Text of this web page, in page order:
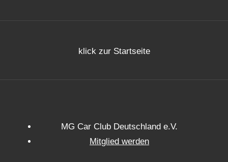
klick zur Startseite
MG Car Club Deutschland e.V.
Mitglied werden